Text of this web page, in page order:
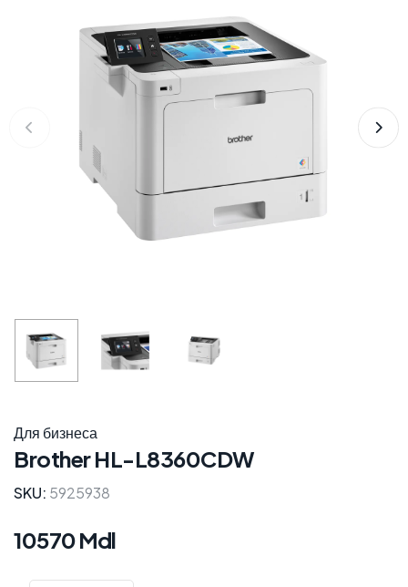
Для бизнеса
Brother HL-L8360CDW
SKU: 5925938
10570 Mdl